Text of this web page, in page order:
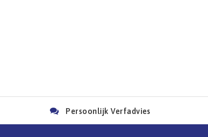
Persoonlijk Verfadvies